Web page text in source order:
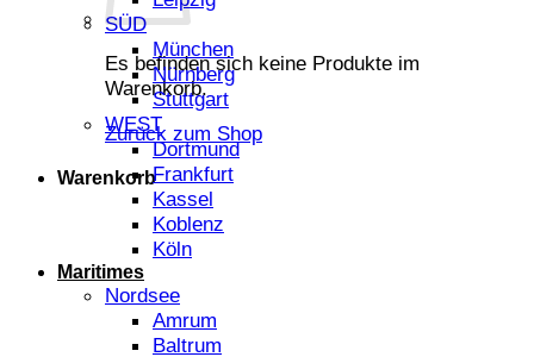
Es befinden sich keine Produkte im
Warenkorb.
Zurück zum Shop
Warenkorb
SÜD
München
Nürnberg
Stuttgart
WEST
Dortmund
Frankfurt
Kassel
Koblenz
Köln
Maritimes
Nordsee
Amrum
Baltrum